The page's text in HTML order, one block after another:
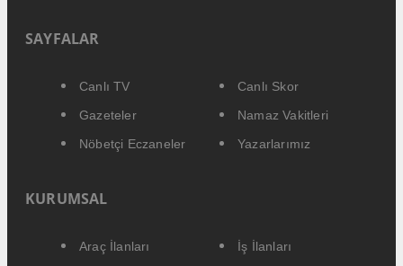
SAYFALAR
Canlı TV
Canlı Skor
Gazeteler
Namaz Vakitleri
Nöbetçi Eczaneler
Yazarlarımız
KURUMSAL
Araç İlanları
İş İlanları